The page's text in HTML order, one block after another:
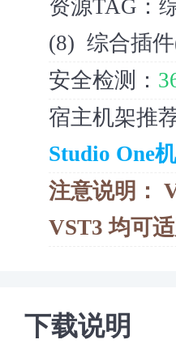
资源TAG：
(8) 综合插
安全检测：
宿主机架推
Studio One
注意说明：
VST3 均可
下载说明